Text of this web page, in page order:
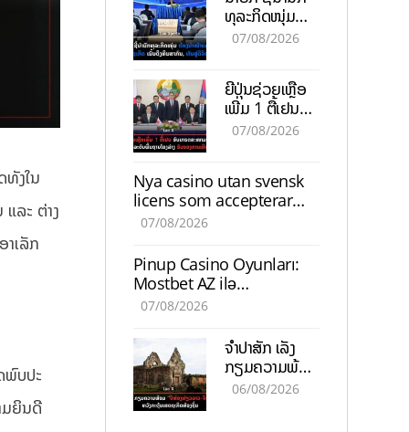
ທັງໃນ
ລະ ຕ່າງ
ເລັກ
ພົບປະ
ມຍິນດີ
ສ້າງວຽກ 5.000
ຕຳແໜ່ງ
ທຸລະກິດໜຸ່ມ
ຕ້ອງນຳໜ້າແກ້
ສາກົນ, ຫັນສູ່ດິຈິ
ຕອນ
07/08/2026
ຍີ່ປຸ່ນຊ່ວຍເຫຼືອ
ເພີ່ມ 1 ຕື້ເຢນ
ອັບເກຣດ
ເຕີບໂຕ
07/08/2026
Nya casino utan svensk
licens som accepterar
Swish: En jämförelse
07/08/2026
Pinup Casino Oyunları:
Mostbet AZ ilə
Müqayisədə Nə Təqdim
07/08/2026
ຈຳປາສັກ ເລັ່ງ
ກຽມຄວາມພ້ອມ
“ປີທ່ອງທ່ຽວ
06/08/2026